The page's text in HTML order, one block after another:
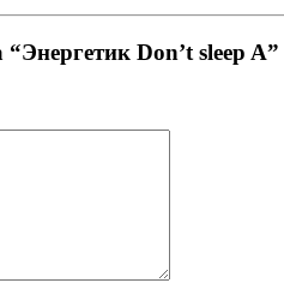
Don’t sleep A”